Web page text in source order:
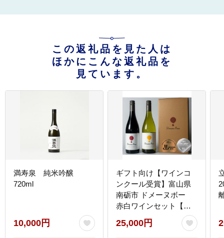
この返礼品を見た人は
ほかにこんな返礼品を
見ています。
満寿泉 純米吟醸
720ml
10,000円
ギフト向け【ワインコ
ンクール受賞】富山県
南砺市 ドメーヌボー
赤白ワインセット【配
送不可地域：離島】
25,000円